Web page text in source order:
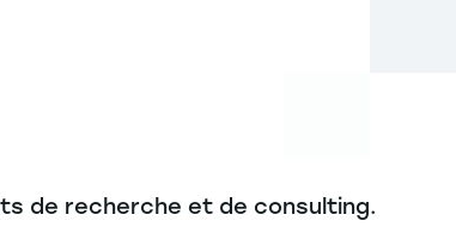
de recherche et de consulting.